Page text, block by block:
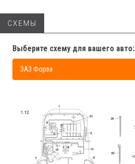
СХЕМЫ
Выберите схему для вашего авто:
ЗАЗ Форза